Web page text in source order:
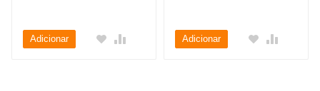
Adicionar Adicionar